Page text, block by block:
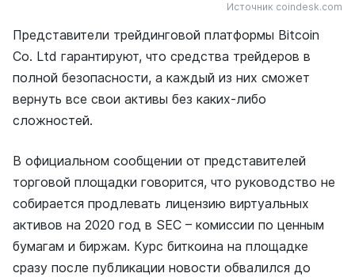
Источник coindesk.com
Представители трейдинговой платформы Bitcoin
Co. Ltd гарантируют, что средства трейдеров в
полной безопасности, а каждый из них сможет
вернуть все свои активы без каких-либо
сложностей.
В официальном сообщении от представителей
торговой площадки говорится, что руководство не
собирается продлевать лицензию виртуальных
активов на 2020 год в SEC – комиссии по ценным
бумагам и биржам. Курс биткоина на площадке
сразу после публикации новости обвалился до